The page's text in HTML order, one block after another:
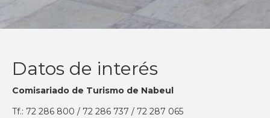
Datos de interés
Comisariado de Turismo de Nabeul
Tf.: 72 286 800 / 72 286 737 / 72 287 065